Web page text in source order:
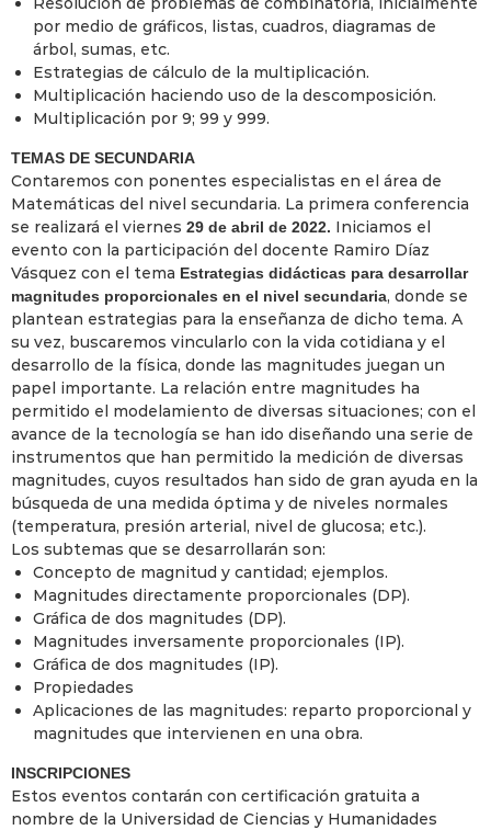
por medio de gráficos, listas, cuadros, diagramas de
árbol, sumas, etc.
Estrategias de cálculo de la multiplicación.
Multiplicación haciendo uso de la descomposición.
Multiplicación por 9; 99 y 999.
TEMAS DE SECUNDARIA
Contaremos con ponentes especialistas en el área de
Matemáticas del nivel secundaria. La primera conferencia
se realizará el viernes 29 de abril de 2022. Iniciamos el
evento con la participación del docente Ramiro Díaz
Vásquez con el tema Estrategias didácticas para desarrollar
magnitudes proporcionales en el nivel secundaria, donde se
plantean estrategias para la enseñanza de dicho tema. A
su vez, buscaremos vincularlo con la vida cotidiana y el
desarrollo de la física, donde las magnitudes juegan un
papel importante. La relación entre magnitudes ha
permitido el modelamiento de diversas situaciones; con el
avance de la tecnología se han ido diseñando una serie de
instrumentos que han permitido la medición de diversas
magnitudes, cuyos resultados han sido de gran ayuda en la
búsqueda de una medida óptima y de niveles normales
(temperatura, presión arterial, nivel de glucosa; etc.).
Los subtemas que se desarrollarán son:
Concepto de magnitud y cantidad; ejemplos.
Magnitudes directamente proporcionales (DP).
Gráfica de dos magnitudes (DP).
Magnitudes inversamente proporcionales (IP).
Gráfica de dos magnitudes (IP).
Propiedades
Aplicaciones de las magnitudes: reparto proporcional y
magnitudes que intervienen en una obra.
INSCRIPCIONES
Estos eventos contarán con certificación gratuita a
nombre de la Universidad de Ciencias y Humanidades